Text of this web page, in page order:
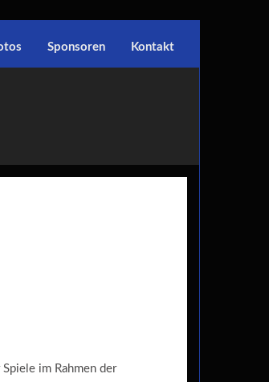
Sponsoren Kontakt
im Rahmen der